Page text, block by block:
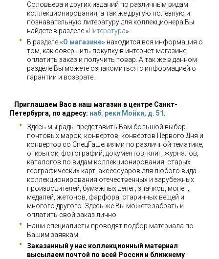
Соловьева и других изданий по различным видам
коллекционирования, а так же другую полезную и
познавательную литературу для коллекционера Вы
найдете в разделе «Литература».
В разделе«О магазине» находится вся информация о
том, как совершить покупку в интернет-магазине,
оплатить заказ и получить товар. А так же в данном
разделе Вы можете ознакомиться с информацией о
гарантии и возврате.
Приглашаем Вас в наш магазин в центре Санкт-
Петербурга, по адресу: наб. реки Мойки, д. 51 .
Здесь мы рады представить Вам большой выбор
почтовых марок, конвертов, конвертов Первого Дня и
конвертов со СпецГашениями по различной тематике,
открыток, фотографий, документов, книг, журналов,
каталогов по видам коллекционирования, старых
географических карт, аксессуаров для любого вида
коллекционирования отечественных и зарубежных
производителей, бумажных денег, значков, монет,
медалей, жетонов, фарфора, старинных вещей и
многого другого. Здесь же Вы можете забрать и
оплатить свой заказ лично.
Наши специалисты проводят подбор материала по
Вашим заявкам.
Заказанный у нас коллекционный материал
высылаем почтой по всей России и ближнему